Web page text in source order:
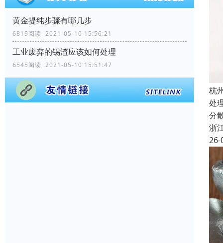
黄金提纯步骤有哪几步
6819阅读 2021-05-10 15:56:21
工业废弃的锡渣应该如何处理
6545阅读 2021-05-10 15:51:47
杭
处
分
浙
26-